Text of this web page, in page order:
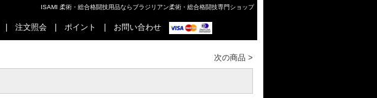
ISAMI 柔術・総合格闘技用品ならブラジリアン柔術・総合格闘技専門ショップ
注文照会 ポイント お問い合わせ
次の商品 >